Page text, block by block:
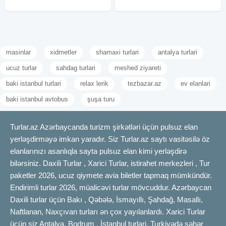
masinlar xidmetler shamaxi turlari antalya turlari
ucuz turlar sahdag turlari meshed ziyareti
baki istanbul turlari relax lerik tezbazar.az ev elanlari
baki istanbul avtobus şuşa turu
Turlar.az Azərbaycanda turizm şirkətləri üçün pulsuz elan
yerləşdirməyə imkan yaradır. Siz Turlar.az saytı vasitəsilə öz
elanlarınızı asanlıqla sayta pulsuz elan kimi yerləşdirə
bilərsiniz. Daxili Turlar , Xarici Turlar, istirahet merkezleri , Tur
paketler 2026, ucuz qiymete avia biletler tapmaq mümkündür.
Endirimli turlar 2026, müalicəvi turlar mövcuddur. Azərbaycan
Daxili turlar üçün Bakı , Qəbələ, İsmayıllı, Şahdağ, Masallı,
Naftlanan, Naxçıvan turları ən çox yayılanlardı. Xarici Turlar
üçün siz Antalya, Bodrum , İstanbul turlari, Turkiyədə şəhər